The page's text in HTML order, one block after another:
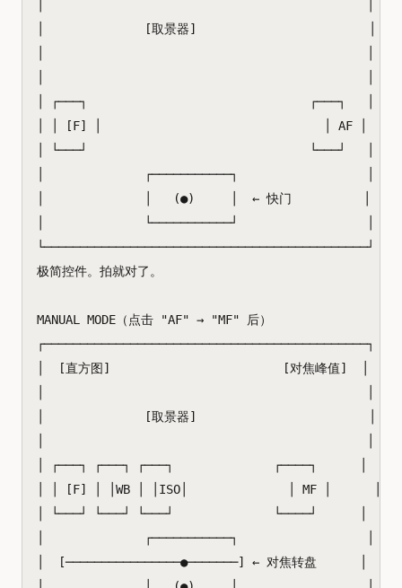
│              [取景器]                        │
│ ┌───┐                               ┌───┐   │
│ │ [F] │                               │ AF │   │
│ └───┘                               └───┘   │
│              ┌───────────┐                  │
│              │   (●)     │  ← 快门          │
│              └───────────┘                  │
└─────────────────────────────────────────────┘
极简控件。拍就对了。
MANUAL MODE（点击 "AF" → "MF" 后）
┌─────────────────────────────────────────────┐
│  [直方图]                        [对焦峰值]  │
│              [取景器]                        │
│ ┌───┐ ┌───┐ ┌───┐              ┌────┐      │
│ │ [F] │ │WB │ │ISO│              │ MF │      │
│ └───┘ └───┘ └───┘              └────┘      │
│              ┌───────────┐                  │
│  [────────────────●───────] ← 对焦转盘      │